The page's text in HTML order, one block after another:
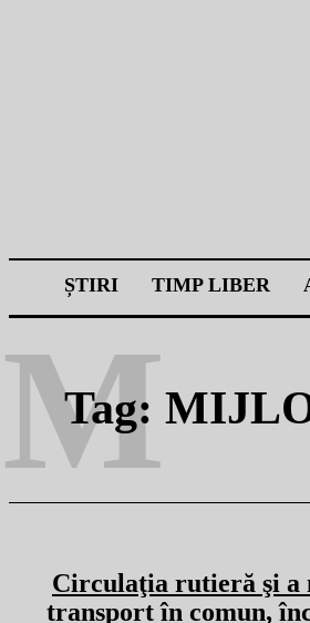
ȘTIRI TIMP LIBER
Tag:
M
Circulaţia rutieră şi a
transport în comun,